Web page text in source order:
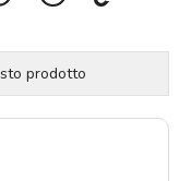
prodotto